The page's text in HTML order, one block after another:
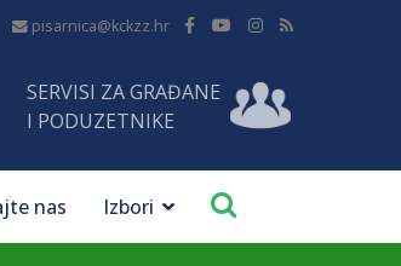
pisarnica@kckzz.hr
SERVISI ZA GRAĐANE
I PODUZETNIKE
nas Izbori